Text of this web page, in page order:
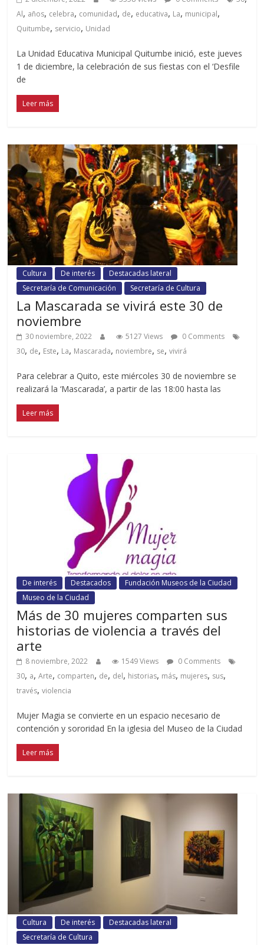
Al, años, celebra, comunidad, de, educativa, La, municipal,
Quitumbe, servicio, Unidad
La Unidad Educativa Municipal Quitumbe inició, este jueves
1 de diciembre, la celebración de sus fiestas con el ‘Desfile
de
Leer más
Cultura De interés
Destacadas lateral
Secretaría de Comunicación
Secretaría de Cultura
La Mascarada se vivirá este 30 de
noviembre
30 noviembre, 2022 5127 Views
0 Comments
30, de, Este, La, Mascarada, noviembre, se,vivirá
Para celebrar a Quito, este miércoles 30 de noviembre se
realizará la ‘Mascarada’, a partir de las 18:00 hasta las
Leer más
De interés Destacados
Fundación Museos de la Ciudad
Museo de la Ciudad
Más de 30 mujeres comparten sus
historias de violencia a través del
arte
8 noviembre, 2022 1549 Views
0 Comments
30, a,Arte, comparten, de, del, historias, más, mujeres, sus,
través,violencia
Mujer Magia se convierte en un espacio necesario de
contención y sororidad En la iglesia del Museo de la Ciudad
Leer más
Cultura De interés
Destacadas lateral
Secretaría de Cultura